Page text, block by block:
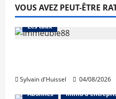
VOUS AVEZ PEUT-ÊTRE
Abonnés Financement
Les taux
Sylvain d'Huissel
04/08/2026
Abonnés
Immo